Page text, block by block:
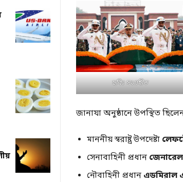
ছবিঃ সংগ্রহীত
জানাযা অনুষ্ঠানে উপস্থিত
মাননীয় স্বরাষ্ট্র উপদেষ্টা
সেনাবাহিনী প্রধান
নৌবাহিনী প্রধান এডমিরাল